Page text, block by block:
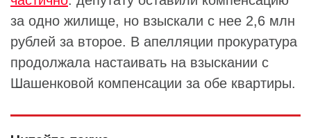
за одно жилище, но взыскали с нее 2,6 млн
рублей за второе. В апелляции прокуратура
продолжала настаивать на взыскании с
Шашенковой компенсации за обе квартиры.